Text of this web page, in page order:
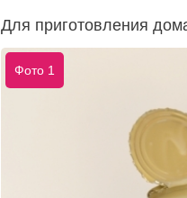
Для приготовления
Фото 1